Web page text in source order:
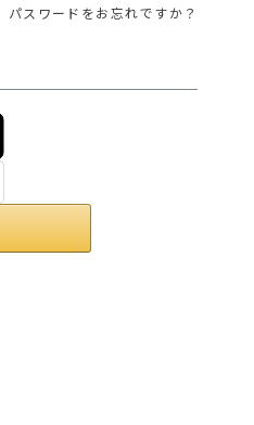
コンテナ/収納
その他
パスワードをお忘れですか？